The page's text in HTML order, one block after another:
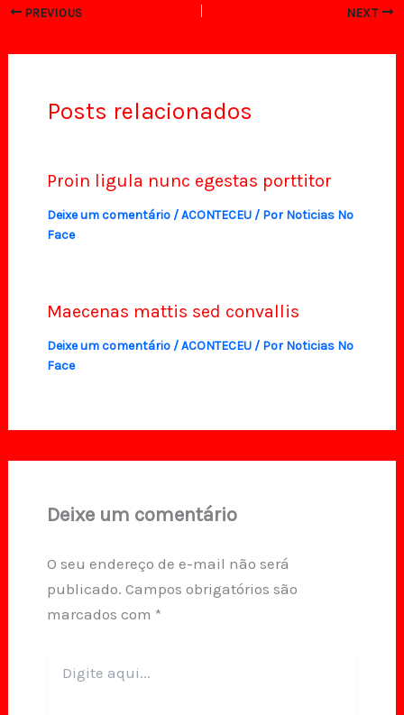
PREVIOUS NEXT
Posts relacionados
Proin ligula nunc egestas porttitor
Deixe um comentário /ACONTECEU/ Por Noticias No
Face
Maecenas mattis sed convallis
Deixe um comentário /ACONTECEU/ Por Noticias No
Face
Deixe um comentário
O seu endereço de e-mail não será
publicado. Campos obrigatórios são
marcados com *
aqui...